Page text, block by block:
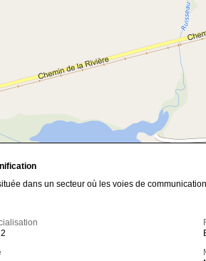
dans un secteur où les voies de